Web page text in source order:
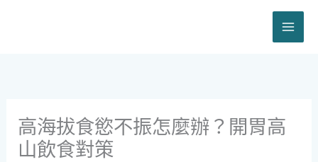
高海拔食慾不振怎麼辦？開胃高
山飲食對策